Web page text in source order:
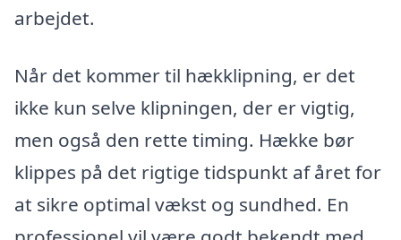
arbejdet.
Når det kommer til hækklipning, er det
ikke kun selve klipningen, der er vigtig,
men også den rette timing. Hække bør
klippes på det rigtige tidspunkt af året for
at sikre optimal vækst og sundhed. En